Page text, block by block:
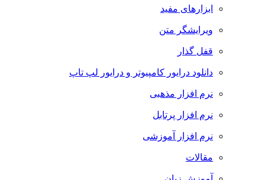
ابزارهای مفید
ویرایشگر متن
قفل گذار
دانلود درایور کامپیوتر و درایور لپ تاپ
نرم افزار مذهبی
نرم افزار پرتابل
نرم افزار آموزشی
مقالات